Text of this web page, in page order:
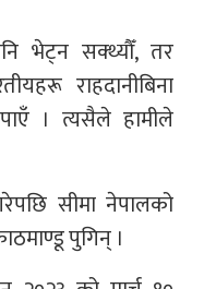
भेट्न सक्थ्यौँ, तर
राहदानीबिना
। त्यसैले हामीले
सीमा नेपालको
पुगिन् ।